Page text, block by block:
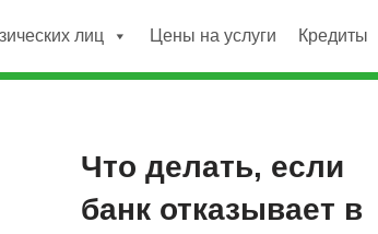
лиц Цены на услуги Кредиты
Что делать, если
банк отказывает в